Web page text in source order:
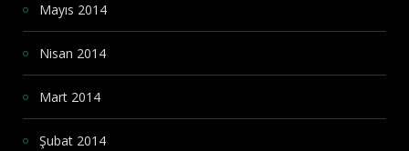
Mayıs 2014
Nisan 2014
Mart 2014
Şubat 2014